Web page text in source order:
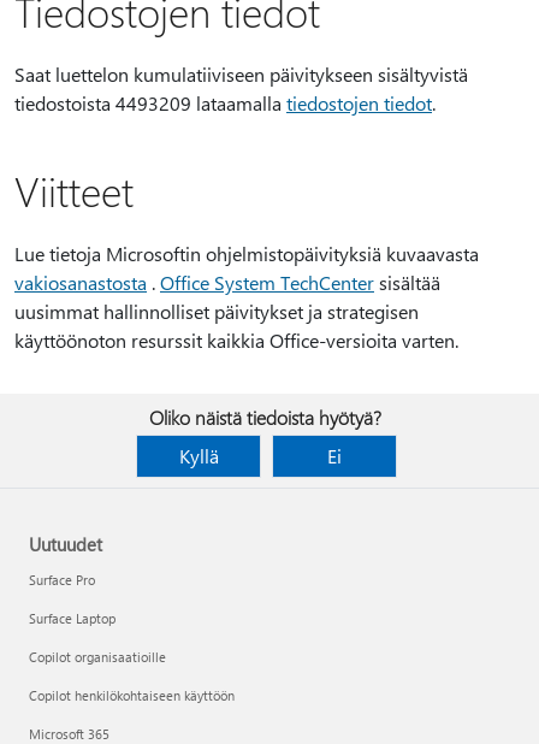
Tiedostojen tiedot
Saat luettelon kumulatiiviseen päivitykseen sisältyvistä
tiedostoista 4493209 lataamalla tiedostojen tiedot.
Viitteet
Lue tietoja Microsoftin ohjelmistopäivityksiä kuvaavasta
vakiosanastosta .Office System TechCentersisältää
uusimmat hallinnolliset päivitykset ja strategisen
käyttöönoton resurssit kaikkia Office-versioita varten.
Oliko näistä tiedoista hyötyä?
Kyllä
Ei
Uutuudet
Surface Pro
Surface Laptop
Copilot organisaatioille
Copilot henkilökohtaiseen käyttöön
Microsoft 365